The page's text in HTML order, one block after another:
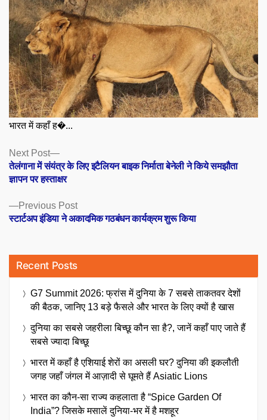
भारत में कहाँ ह�...
Posts
navigation
Previous PostPrevious
post:
स्टार्टअप इंडिया ने अकादमिक गठबंधन कार्यक्रम शुरू किया
Next Post
Next
post:
तेलंगाना में संयंत्र के लिए इटैलियन बाइक निर्माता बेनेली ने किये समझौता
ज्ञापन पर हस्ताक्षर
Recent Posts
G7 Summit 2026: फ्रांस में दुनिया के 7 सबसे ताकतवर देशों
की बैठक, जानिए 13 बड़े फैसले और भारत के लिए क्यों है खास
दुनिया का सबसे जहरीला बिच्छू कौन सा है?, जानें कहाँ पाए जाते हैं
सबसे ज्यादा बिच्छू
भारत में कहाँ है एशियाई शेरों का असली घर? दुनिया की इकलौती
जगह जहाँ जंगल में आज़ादी से घूमते हैं Asiatic Lions
भारत का कौन-सा राज्य कहलाता है “Spice Garden Of
India”? जिसके मसालें दुनिया-भर में है मशहूर